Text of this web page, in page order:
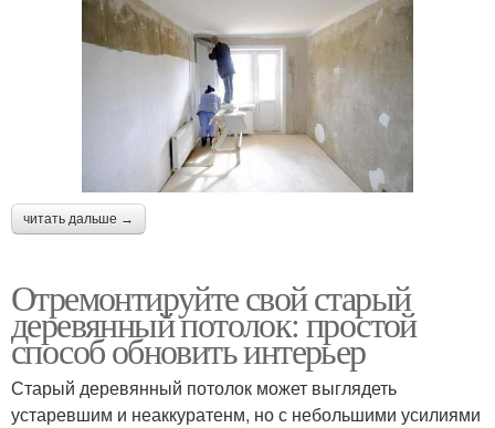
читать дальше →
Отремонтируйте свой старый
деревянный потолок: простой
способ обновить интерьер
Старый деревянный потолок может выглядеть
устаревшим и неаккуратенм, но с небольшими усилиями